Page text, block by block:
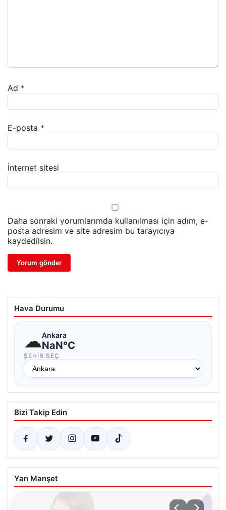
Ad *
E-posta *
İnternet sitesi
Daha sonraki yorumlarımda kullanılması için adım, e-
posta adresim ve site adresim bu tarayıcıya
kaydedilsin.
Hava Durumu
☁Ankara
NaN°C
ŞEHIR SEÇ
Bizi Takip Edin
Yan Manşet